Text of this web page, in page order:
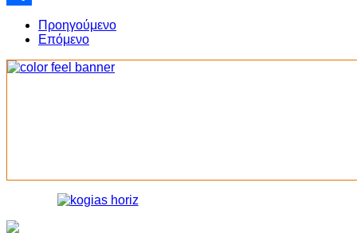
Share
Προηγούμενο
Επόμενο